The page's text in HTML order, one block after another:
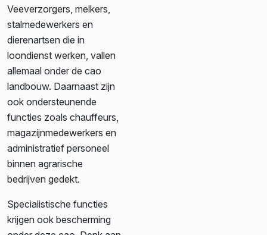
Veeverzorgers, melkers,
stalmedewerkers en
dierenartsen die in
loondienst werken, vallen
allemaal onder de cao
landbouw. Daarnaast zijn
ook ondersteunende
functies zoals chauffeurs,
magazijnmedewerkers en
administratief personeel
binnen agrarische
bedrijven gedekt.
Specialistische functies
krijgen ook bescherming